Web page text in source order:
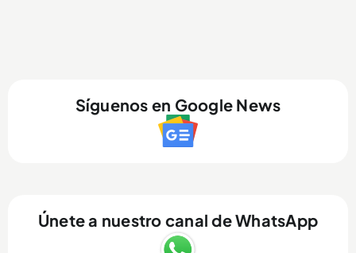
Síguenos en Google News
Únete a nuestro canal de WhatsApp